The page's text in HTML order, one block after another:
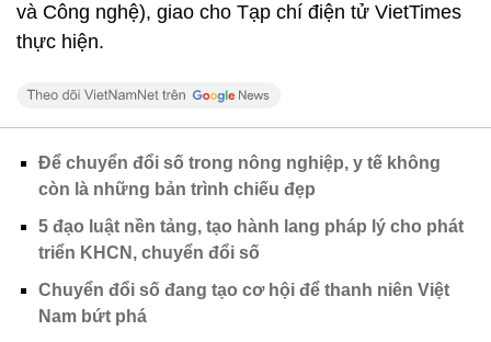
và Công nghệ), giao cho Tạp chí điện tử VietTimes
thực hiện.
Để chuyển đổi số trong nông nghiệp, y tế không
còn là những bản trình chiếu đẹp
5 đạo luật nền tảng, tạo hành lang pháp lý cho phát
triển KHCN, chuyển đổi số
Chuyển đổi số đang tạo cơ hội để thanh niên Việt
Nam bứt phá